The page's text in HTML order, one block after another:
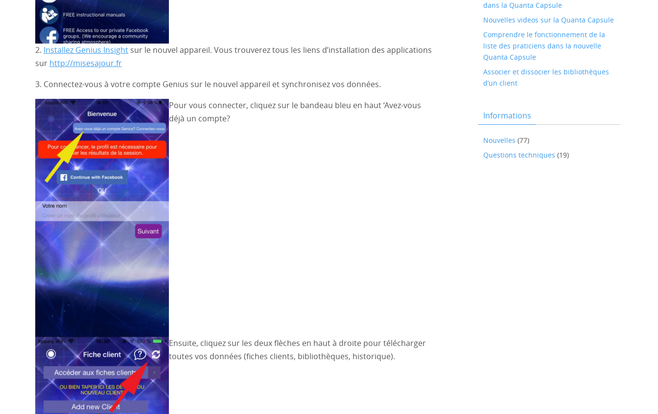
2. Installez Genius Insight sur le nouvel appareil. Vous trouverez tous les liens d’installation des applications
sur http://misesajour.fr
3. Connectez-vous à votre compte Genius sur le nouvel appareil et synchronisez vos données.
Pour vous connecter, cliquez sur le bandeau bleu en haut ‘Avez-vous
déjà un compte?
Ensuite, cliquez sur les deux flèches en haut à droite pour télécharger
toutes vos données (fiches clients, bibliothèques, historique).
dans la Quanta Capsule
Nouvelles videos sur la Quanta Capsule
Comprendre le fonctionnement de la
liste des praticiens dans la nouvelle
Quanta Capsule
Associer et dissocier les bibliothèques
d’un client
Informations
Nouvelles (77)
Questions techniques (19)